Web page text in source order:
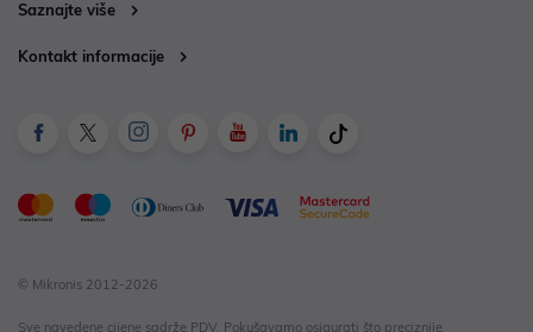
Saznajte više
Kontakt informacije
© Mikronis 2012-2026
Sve navedene cijene sadrže PDV. Pokušavamo osigurati što preciznije